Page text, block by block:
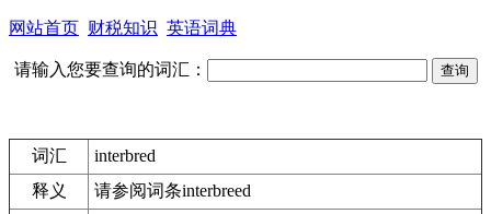
网站首页 财税知识 英语词典
请输入您要查询的词汇：
词汇
interbred
释义
请参阅词条interbreed